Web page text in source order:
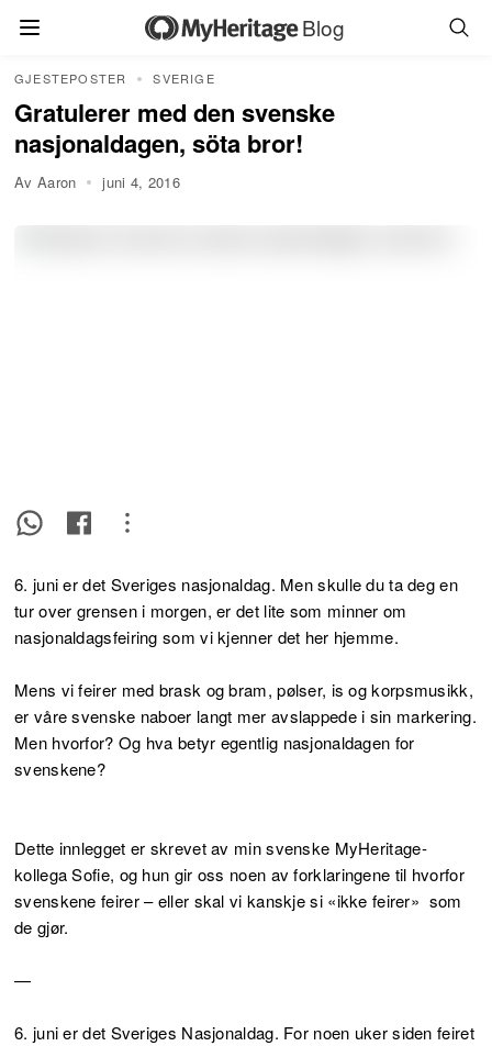
Blog
GJESTEPOSTER SVERIGE
Gratulerer med den svenske
nasjonaldagen, söta bror!
Av Aaron juni 4, 2016
6. juni er det Sveriges nasjonaldag. Men skulle du ta deg en
tur over grensen i morgen, er det lite som minner om
nasjonaldagsfeiring som vi kjenner det her hjemme.
Mens vi feirer med brask og bram, pølser, is og korpsmusikk,
er våre svenske naboer langt mer avslappede i sin markering.
Men hvorfor? Og hva betyr egentlig nasjonaldagen for
svenskene?
Dette innlegget er skrevet av min svenske MyHeritage-
kollega Sofie, og hun gir oss noen av forklaringene til hvorfor
svenskene feirer – eller skal vi kanskje si «ikke feirer» som
de gjør.
—
6. juni er det Sveriges Nasjonaldag. For noen uker siden feiret